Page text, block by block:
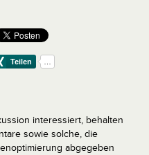
interessiert, behalten
sowie solche, die
abgegeben